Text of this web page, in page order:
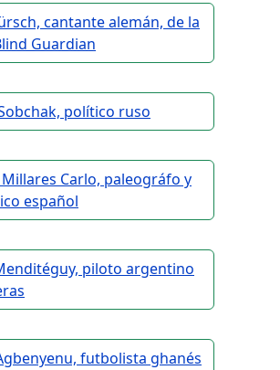
cantante alemán, de la
Guardian
político ruso
Carlo, paleográfo y
español
piloto argentino
futbolista ghanés